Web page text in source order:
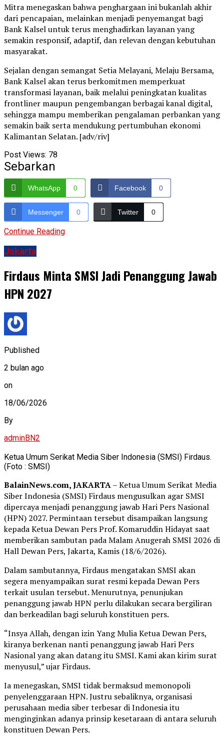
Mitra menegaskan bahwa penghargaan ini bukanlah akhir
dari pencapaian, melainkan menjadi penyemangat bagi
Bank Kalsel untuk terus menghadirkan layanan yang
semakin responsif, adaptif, dan relevan dengan kebutuhan
masyarakat.
Sejalan dengan semangat Setia Melayani, Melaju Bersama,
Bank Kalsel akan terus berkomitmen memperkuat
transformasi layanan, baik melalui peningkatan kualitas
frontliner maupun pengembangan berbagai kanal digital,
sehingga mampu memberikan pengalaman perbankan yang
semakin baik serta mendukung pertumbuhan ekonomi
Kalimantan Selatan. [adv/riv]
Post Views: 78
Sebarkan
WhatsApp 0 Facebook 0
Messenger 0 Twitter 0
Continue Reading
Jakarta
Firdaus Minta SMSI Jadi Penanggung Jawab
HPN 2027
Published
2 bulan ago
on
18/06/2026
By
adminBN2
Ketua Umum Serikat Media Siber Indonesia (SMSI) Firdaus.
(Foto : SMSI)
BalainNews.com, JAKARTA– Ketua Umum Serikat Media
Siber Indonesia (SMSI) Firdaus mengusulkan agar SMSI
dipercaya menjadi penanggung jawab Hari Pers Nasional
(HPN) 2027. Permintaan tersebut disampaikan langsung
kepada Ketua Dewan Pers Prof. Komaruddin Hidayat saat
memberikan sambutan pada Malam Anugerah SMSI 2026 di
Hall Dewan Pers, Jakarta, Kamis (18/6/2026).
Dalam sambutannya, Firdaus mengatakan SMSI akan
segera menyampaikan surat resmi kepada Dewan Pers
terkait usulan tersebut. Menurutnya, penunjukan
penanggung jawab HPN perlu dilakukan secara bergiliran
dan berkeadilan bagi seluruh konstituen pers.
“Insya Allah, dengan izin Yang Mulia Ketua Dewan Pers,
kiranya berkenan nanti penanggung jawab Hari Pers
Nasional yang akan datang itu SMSI. Kami akan kirim surat
menyusul,” ujar Firdaus.
Ia menegaskan, SMSI tidak bermaksud memonopoli
penyelenggaraan HPN. Justru sebaliknya, organisasi
perusahaan media siber terbesar di Indonesia itu
menginginkan adanya prinsip kesetaraan di antara seluruh
konstituen Dewan Pers.